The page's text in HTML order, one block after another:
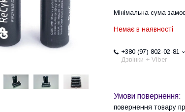
Мінімальна сума
Немає в наявності
+380 (97) 802-02-81
Дзвінки + Viber
повернення товару